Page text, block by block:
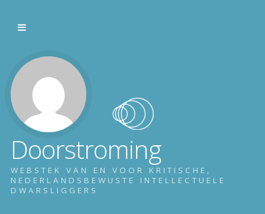
Doorstroming
WEBSTEK VAN EN VOOR KRITISCHE,
NEDERLANDSBEWUSTE INTELLECTUELE
DWARSLIGGERS